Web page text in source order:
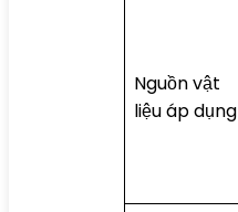
Nguồn vật
liệu áp dụng